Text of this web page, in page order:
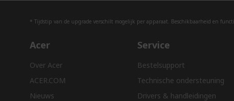
* Tijdstip van de upgrade verschilt mogelijk per apparaat. Beschikbaarheid en
Acer
Over Acer
ACER.COM
Nieuws
Service
Bestelsupport
Technische ondersteuning
Drivers & handleidingen